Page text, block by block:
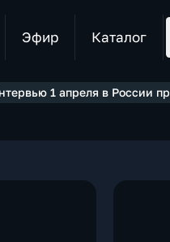
Эфир Каталог
1 апреля в России